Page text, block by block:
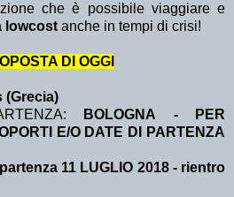
che è possibile viaggiare e
lowcost anche in tempi di crisi!
DI OGGI
(Grecia)
BOLOGNA - PER
E/O DATE DI PARTENZA
partenza 11 LUGLIO 2018 - rientro